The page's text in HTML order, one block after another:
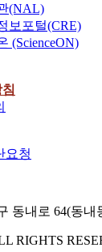
(NAL)
보포털(CRE)
(ScienceON)
요청
동내로 64(동내
RIGHTS